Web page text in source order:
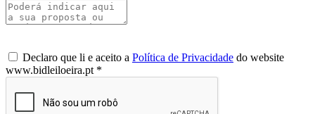
Declaro que li e aceito a Política de Privacidade do website
www.bidleiloeira.pt *